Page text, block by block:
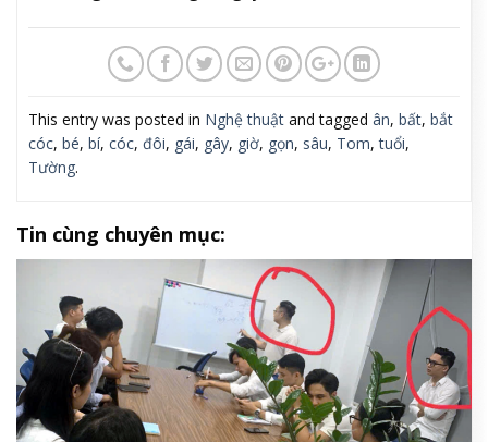
This entry was posted in Nghệ thuật and tagged ân, bất, bắt
cóc, bé, bí, cóc, đôi, gái, gây, giờ, gọn, sâu, Tom,tuổi,
Tường.
Tin cùng chuyên mục: